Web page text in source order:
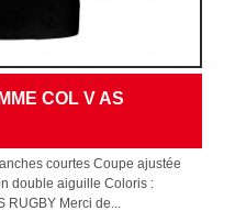
COL V AS
courtes Coupe ajustée
double aiguille Coloris :
Merci de...